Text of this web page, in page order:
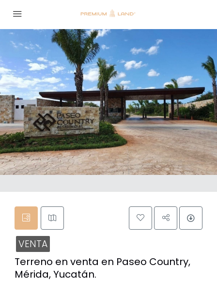
VENTA
Terreno en venta en Paseo Country,
Mérida, Yucatán.